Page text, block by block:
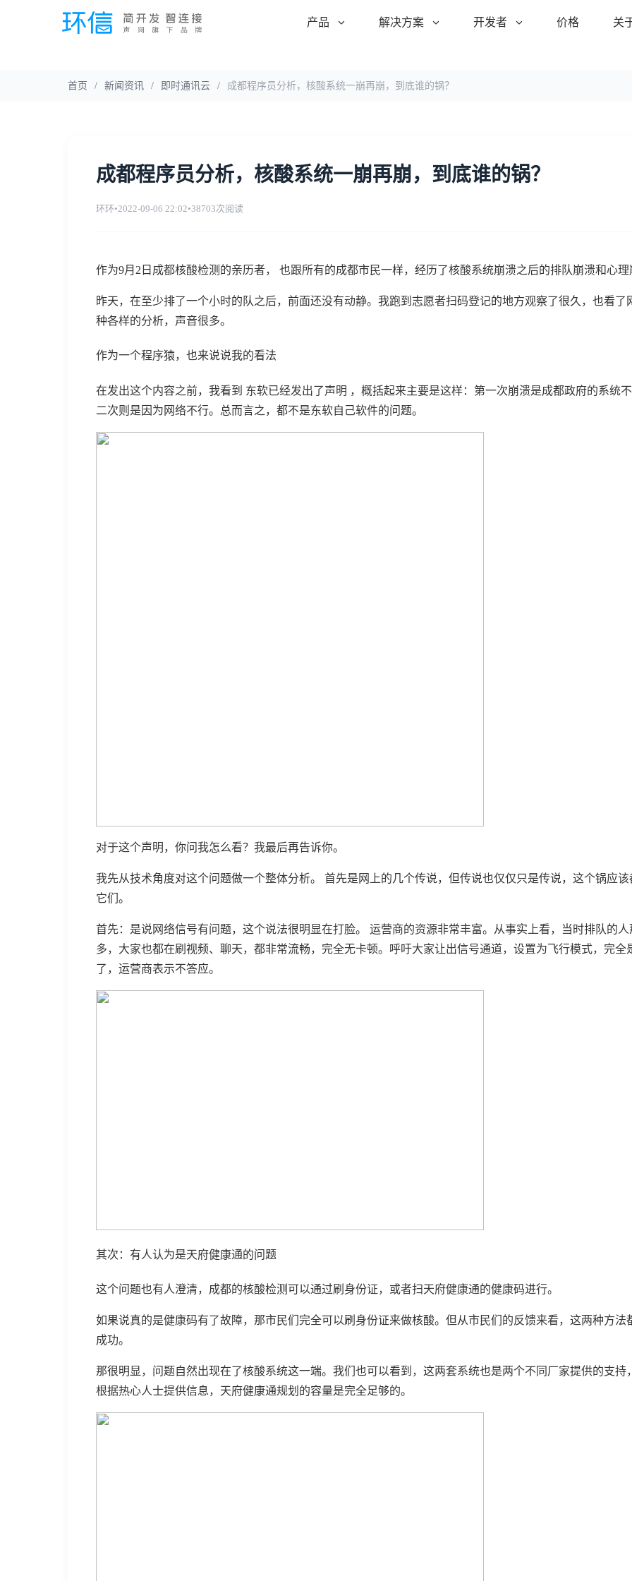
产品 解决方案 开发者 价格 关
首页 / 新闻资讯 / 即时通讯云 / 成都程序员分析，核酸系统一崩再崩，到底谁的锅？
成都程序员分析，核酸系统一崩再崩，到底谁的锅？
环环•2022-09-06 22:02•38703次阅读
作为9月2日成都核酸检测的亲历者， 也跟所有的成都市民一样，经历了核酸系统崩溃之后的排队崩溃和心理
昨天，在至少排了一个小时的队之后，前面还没有动静。我跑到志愿者扫码登记的地方观察了很久，也看了
种各样的分析，声音很多。
作为一个程序猿，也来说说我的看法
在发出这个内容之前，我看到 东软已经发出了声明 ，概括起来主要是这样：第一次崩溃是成都政府的系统
二次则是因为网络不行。总而言之，都不是东软自己软件的问题。
对于这个声明，你问我怎么看？我最后再告诉你。
我先从技术角度对这个问题做一个整体分析。 首先是网上的几个传说，但传说也仅仅只是传说，这个锅应该
它们。
首先：是说网络信号有问题，这个说法很明显在打脸。 运营商的资源非常丰富。从事实上看，当时排队的人
多，大家也都在刷视频、聊天，都非常流畅，完全无卡顿。呼吁大家让出信号通道，设置为飞行模式，完全
了，运营商表示不答应。
其次：有人认为是天府健康通的问题
这个问题也有人澄清，成都的核酸检测可以通过刷身份证，或者扫天府健康通的健康码进行。
如果说真的是健康码有了故障，那市民们完全可以刷身份证来做核酸。但从市民们的反馈来看，这两种方法
成功。
那很明显，问题自然出现在了核酸系统这一端。我们也可以看到，这两套系统也是两个不同厂家提供的支持
根据热心人士提供信息，天府健康通规划的容量是完全足够的。